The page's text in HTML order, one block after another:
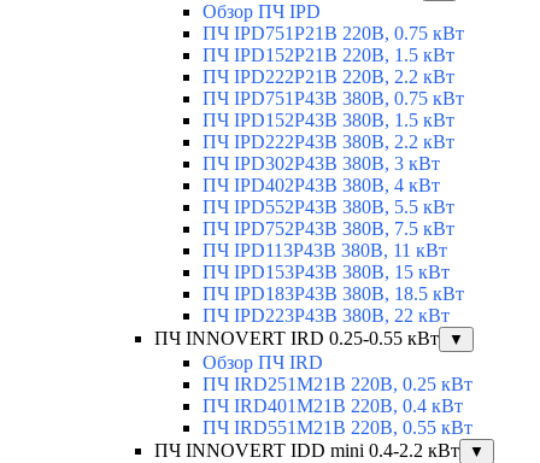
Обзор ПЧ IPD
ПЧ IPD751P21B 220В, 0.75 кВт
ПЧ IPD152P21B 220В, 1.5 кВт
ПЧ IPD222P21B 220В, 2.2 кВт
ПЧ IPD751P43B 380В, 0.75 кВт
ПЧ IPD152P43B 380В, 1.5 кВт
ПЧ IPD222P43B 380В, 2.2 кВт
ПЧ IPD302P43B 380В, 3 кВт
ПЧ IPD402P43B 380В, 4 кВт
ПЧ IPD552P43B 380В, 5.5 кВт
ПЧ IPD752P43B 380В, 7.5 кВт
ПЧ IPD113P43B 380В, 11 кВт
ПЧ IPD153P43B 380В, 15 кВт
ПЧ IPD183P43B 380В, 18.5 кВт
ПЧ IPD223P43B 380В, 22 кВт
ПЧ INNOVERT IRD 0.25-0.55 кВт
▼
Обзор ПЧ IRD
ПЧ IRD251M21B 220В, 0.25 кВт
ПЧ IRD401M21B 220В, 0.4 кВт
ПЧ IRD551M21B 220В, 0.55 кВт
ПЧ INNOVERT IDD mini 0.4-2.2 кВт
▼